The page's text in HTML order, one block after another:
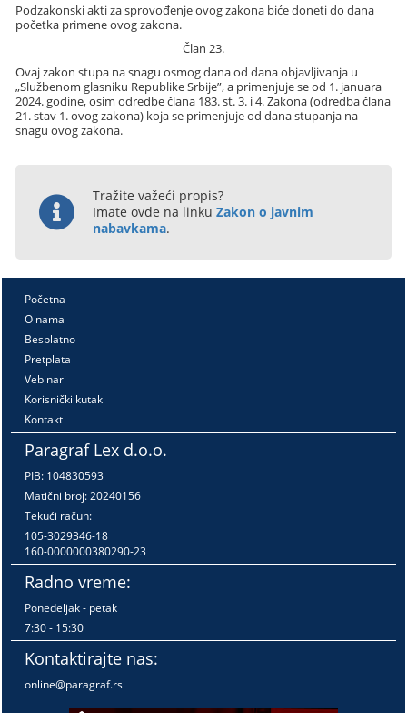
Podzakonski akti za sprovođenje ovog zakona biće doneti do dana
početka primene ovog zakona.
Član 23.
Ovaj zakon stupa na snagu osmog dana od dana objavljivanja u
„Službenom glasniku Republike Srbije”, a primenjuje se od 1. januara
2024. godine, osim odredbe člana 183. st. 3. i 4. Zakona (odredba člana
21. stav 1. ovog zakona) koja se primenjuje od dana stupanja na
snagu ovog zakona.
Tražite važeći propis?
Imate ovde na linkuZakon o javnim
nabavkama.
Početna
O nama
Besplatno
Pretplata
Vebinari
Korisnički kutak
Kontakt
Paragraf Lex d.o.o.
PIB: 104830593
Matični broj: 20240156
Tekući račun:
105-3029346-18
160-0000000380290-23
Radno vreme:
Ponedeljak - petak
7:30 - 15:30
Kontaktirajte nas:
online@paragraf.rs